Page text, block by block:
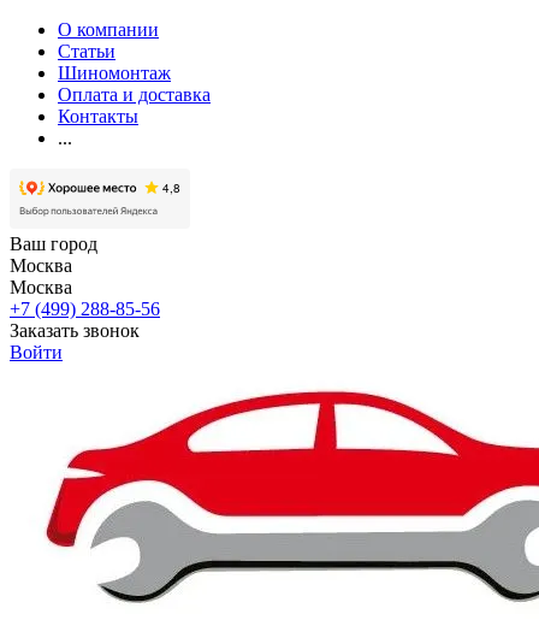
О компании
Статьи
Шиномонтаж
Оплата и доставка
Контакты
...
Ваш город
Москва
Москва
+7 (499) 288-85-56
Заказать звонок
Войти